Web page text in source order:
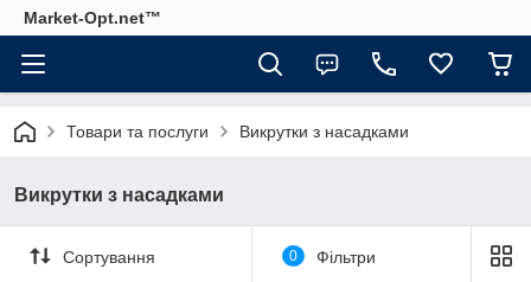
Market-Opt.net™
Товари та послуги Викрутки з насадками
Викрутки з насадками
Сортування 0 Фільтри